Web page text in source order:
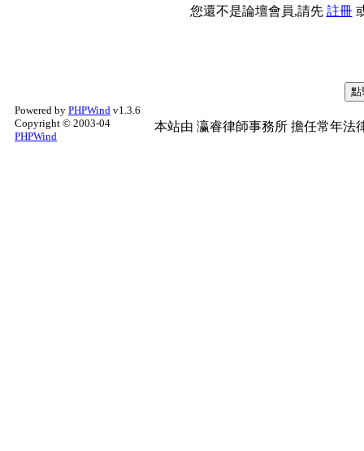
您還不是論壇會員,請先 註冊
Powered by PHPWind v1.3.6
Copyright © 2003-04
PHPWind
本站由 瀛睿律師事務所 擔任常年法